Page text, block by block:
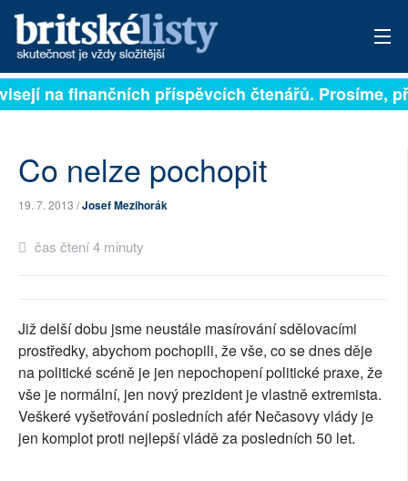
PŘIHLÁSIT
ARCHIV
AUTOŘI
PŘÍSPĚVKY NA PROVOZ
SOCIÁLNÍ SÍTĚ
na finančních příspěvcích čtenářů. Prosíme,
Co nelze pochopit
19. 7. 2013 /Josef Mezihorák
čas čtení 4 minuty
Již delší dobu jsme neustále masírování sdělovacími
prostředky, abychom pochopili, že vše, co se dnes děje
na politické scéně je jen nepochopení politické praxe, že
vše je normální, jen nový prezident je vlastně extremista.
Veškeré vyšetřování posledních afér Nečasovy vlády je
jen komplot proti nejlepší vládě za posledních 50 let.